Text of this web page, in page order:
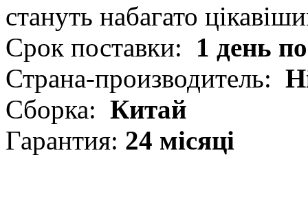
стануть набагато
Срок поставки: 1 день
Страна-производитель:
Сборка: Китай
Гарантия: 24 місяці